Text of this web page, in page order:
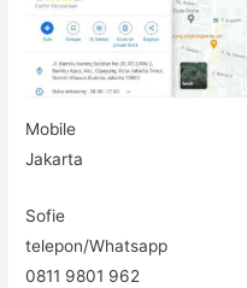
Mobile
Jakarta
Sofie
telepon/Whatsapp
0811 9801 962